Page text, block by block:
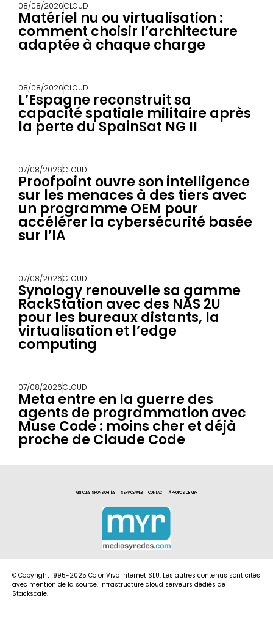
08/08/2026CLOUD
Matériel nu ou virtualisation :
comment choisir l’architecture
adaptée à chaque charge
08/08/2026CLOUD
L’Espagne reconstruit sa
capacité spatiale militaire après
la perte du SpainSat NG II
07/08/2026CLOUD
Proofpoint ouvre son intelligence
sur les menaces à des tiers avec
un programme OEM pour
accélérer la cybersécurité basée
sur l’IA
07/08/2026CLOUD
Synology renouvelle sa gamme
RackStation avec des NAS 2U
pour les bureaux distants, la
virtualisation et l’edge
computing
07/08/2026CLOUD
Meta entre en la guerre des
agents de programmation avec
Muse Code : moins cher et déjà
proche de Claude Code
ARTICLES SPONSORITÉS SERVICE WEB CONTACT À PROPOS DE MYR
© Copyright 1995-2025 Color Vivo Internet SLU. Les autres contenus sont cités
avec mention de la source. Infrastructure cloud serveurs dédiés de
Stackscale.